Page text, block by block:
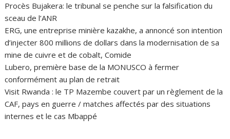
Procès Bujakera: le tribunal se penche sur la falsification du
sceau de l’ANR
ERG, une entreprise minière kazakhe, a annoncé son intention
d’injecter 800 millions de dollars dans la modernisation de sa
mine de cuivre et de cobalt, Comide
Lubero, première base de la MONUSCO à fermer
conformément au plan de retrait
Visit Rwanda : le TP Mazembe couvert par un règlement de la
CAF, pays en guerre / matches affectés par des situations
internes et le cas Mbappé